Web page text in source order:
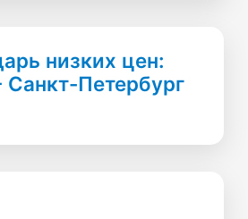
низких цен:
Петербург